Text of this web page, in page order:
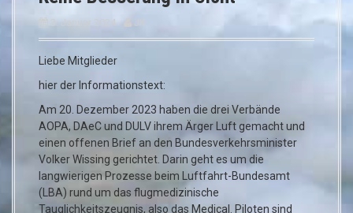
3. Januar 2024
Liebe Mitglieder
hier der Informationstext:
Am 20. Dezember 2023 haben die drei Verbände
AOPA, DAeC und DULV ihrem Ärger Luft gemacht und
einen offenen Brief an den Bundesverkehrsminister
Volker Wissing gerichtet. Darin geht es um die
langwierigen Prozesse beim Luftfahrt-Bundesamt
(LBA) rund um das flugmedizinische
Tauglichkeitszeugnis, also das Medical. Piloten sind